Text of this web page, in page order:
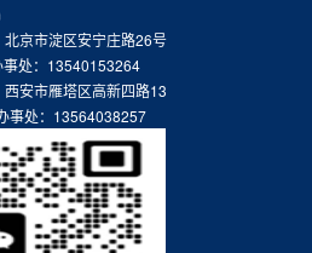
京市淀区安宁庄路26号
13540153264
安市雁塔区高新四路13
：13564038257